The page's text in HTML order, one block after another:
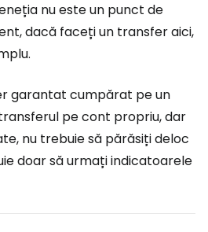
nu este un punct de
dacă faceți un transfer aici,
garantat cumpărat pe un
pe cont propriu, dar
nu trebuie să părăsiți deloc
doar să urmați indicatoarele